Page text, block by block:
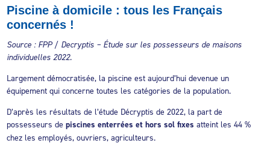
Piscine à domicile : tous les Français
concernés !
Source : FPP / Decryptis – Étude sur les possesseurs de maisons
individuelles 2022.
Largement démocratisée, la piscine est aujourd’hui devenue un
équipement qui concerne toutes les catégories de la population.
D’après les résultats de l’étude Décryptis de 2022, la part de
possesseurs depiscines enterrées et hors sol fixes atteint les 44 %
chez les employés, ouvriers, agriculteurs.